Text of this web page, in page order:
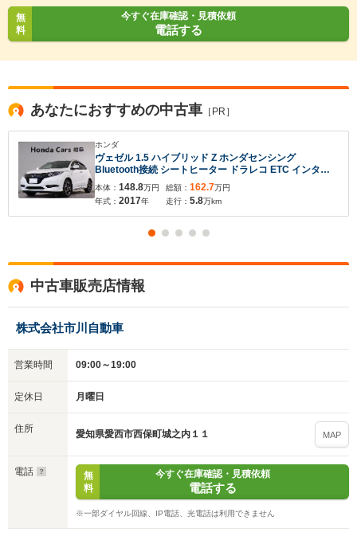
無
料
今すぐ在庫確認・見積依頼
電話する
あなたにおすすめの中古車 ［PR］
ホンダ
ヴェゼル 1.5 ハイブリッド Z ホンダセンシング
Bluetooth接続 シートヒーター ドラレコ ETC インター
ナビ フルセグTV 本革シート 純正アルミホイール スマー
トキー
本体： 148.8万円
年式： 2017年
総額： 162.7万円
走行： 5.8万km
中古車販売店情報
株式会社市川自動車
営業時間 09:00～19:00
定休日 月曜日
住所 愛知県愛西市西保町城之内１１ MAP
電話
無
料
今すぐ在庫確認・見積依頼
電話する
※一部ダイヤル回線、IP電話、光電話は利用できません
入力途中の情報を保存しますか？
※保存された情報は
いいえ はい